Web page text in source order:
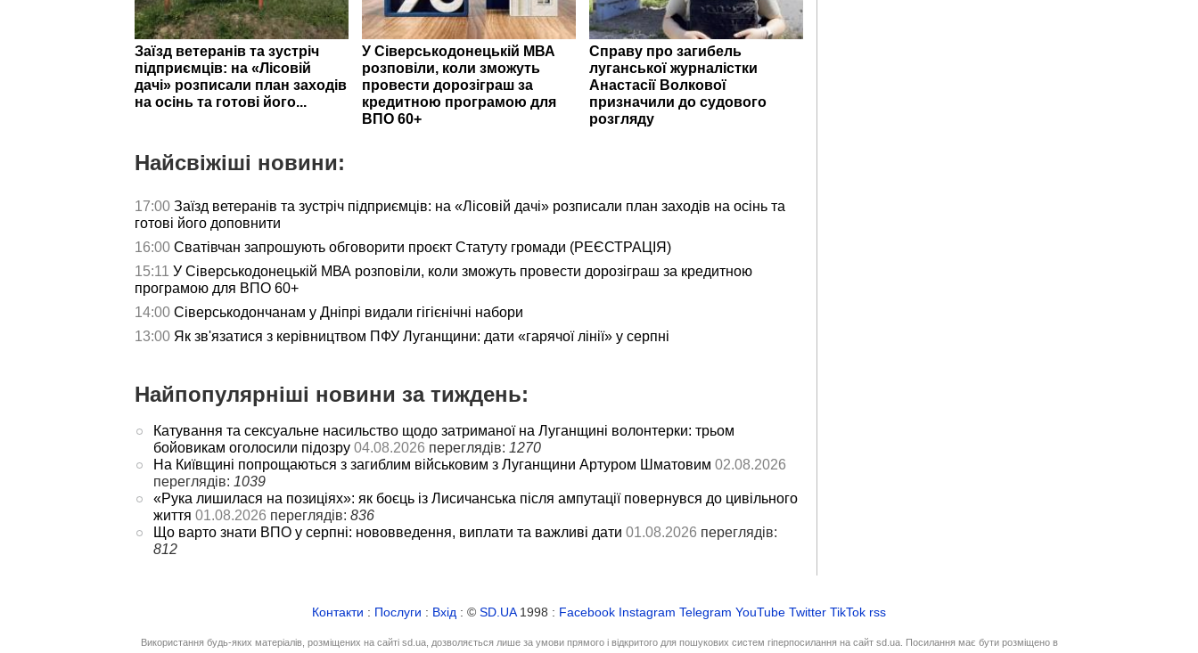
Заїзд ветеранів та зустріч
підприємців: на «Лісовій
дачі» розписали план заходів
на осінь та готові його...
У Сіверськодонецькій МВА
розповіли, коли зможуть
провести дорозіграш за
кредитною програмою для
ВПО 60+
Справу про загибель
луганської журналістки
Анастасії Волкової
призначили до судового
розгляду
Найсвіжіші новини:
17:00 Заїзд ветеранів та зустріч підприємців: на «Лісовій дачі» розписали план заходів на осінь та
готові його доповнити
16:00 Сватівчан запрошують обговорити проєкт Статуту громади (РЕЄСТРАЦІЯ)
15:11 У Сіверськодонецькій МВА розповіли, коли зможуть провести дорозіграш за кредитною
програмою для ВПО 60+
14:00 Сіверськодончанам у Дніпрі видали гігієнічні набори
13:00 Як зв'язатися з керівництвом ПФУ Луганщини: дати «гарячої лінії» у серпні
Найпопулярніші новини за тиждень:
Катування та сексуальне насильство щодо затриманої на Луганщині волонтерки: трьом
бойовикам оголосили підозру 04.08.2026 переглядів: 1270
На Київщині попрощаються з загиблим військовим з Луганщини Артуром Шматовим 02.08.2026
переглядів: 1039
«Рука лишилася на позиціях»: як боєць із Лисичанська після ампутації повернувся до цивільного
життя 01.08.2026 переглядів: 836
Що варто знати ВПО у серпні: нововведення, виплати та важливі дати 01.08.2026 переглядів:
812
Контакти : Послуги : Вхід : © SD.UA1998 : Facebook Instagram Telegram YouTube Twitter TikTok rss
Використання будь-яких матеріалів, розміщених на сайті sd.ua, дозволяється лише за умови прямого і відкритого для пошукових систем гіперпосилання на сайт sd.ua. Посилання має бути розміщено в